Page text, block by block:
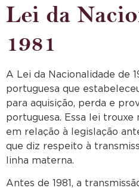
Lei da
1981
A Lei da Nacionalidade de
portuguesa que
para aquisição, perda e
portuguesa. Essa lei trouxe
em relação à legislação
que diz respeito à
linha materna.
Antes de 1981, a